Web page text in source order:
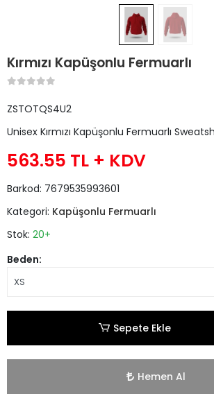
Kırmızı Kapüşonlu Fermuarlı
ZSTOTQS4U2
Unisex Kırmızı Kapüşonlu Fermuarlı
563.55 TL + KDV
Barkod: 7679535993601
Kategori: Kapüşonlu Fermuarlı
Stok: 20+
Beden:
Sepete Ekle
Hemen Al